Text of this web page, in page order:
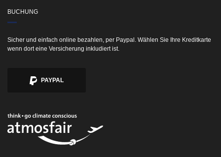
BUCHUNG
Sicher und einfach online bezahlen, per Paypal. Wählen Sie Ihre Kreditkarte
wenn dort eine Versicherung inkludiert ist.
PAYPAL